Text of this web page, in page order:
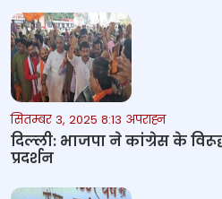
सितम्बर 3, 2025 8:13 अपराह्न
दिल्‍ली: भाजपा ने कांग्रेस के
प्रदर्शन